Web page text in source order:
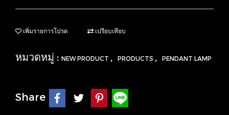
เพิ่มรายการโปรด เปรียบเทียบ
หมวดหมู่ : NEW PRODUCT , PRODUCTS , PENDANT LAMP
Share